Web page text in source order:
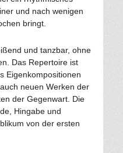
und nach wenigen
bringt.
und tanzbar, ohne
Das Repertoire ist
Eigenkompositionen
neuen Werken der
der Gegenwart. Die
Hingabe und
von der ersten